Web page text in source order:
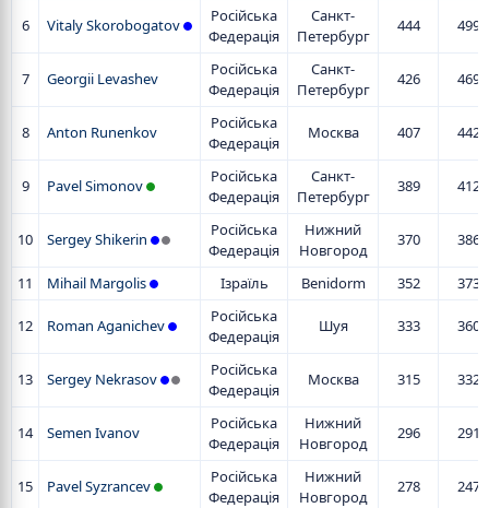
6 Vitaly Skorobogatov
Російська
Федерація
Санкт-
Петербург
444 499
7 Georgii Levashev
Російська
Федерація
Санкт-
Петербург
426 469
8 Anton Runenkov
Російська
Федерація
Москва 407 442
9 Pavel Simonov
Російська
Федерація
Санкт-
Петербург
389 412
10 Sergey Shikerin
Російська
Федерація
Нижний
Новгород
370 386
11 Mihail Margolis Ізраїль Benidorm 352 373
12 Roman Aganichev
Російська
Федерація
Шуя 333 360
13 Sergey Nekrasov
Російська
Федерація
Москва 315 332
14 Semen Ivanov
Російська
Федерація
Нижний
Новгород
296 291
15 Pavel Syzrancev
Російська
Федерація
Нижний
Новгород
278 247